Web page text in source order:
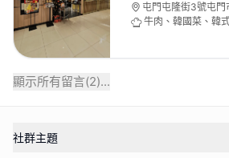
屯門屯隆街3號屯門
12&15-17A號舖
牛肉、韓國菜、韓
顯示所有留言(2)...
社群主題